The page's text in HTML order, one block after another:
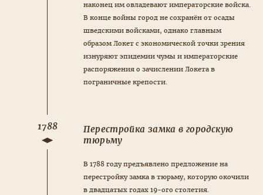
наконец им овладевают императорские войска.
В конце войны город не сохранён от осады
шведскими войсками, однако главным
образом Локет с экономической точки зрения
изнуряют эпидемии чумы и императорские
распоряжения о зачислении Локета в
пограничные крепости.
1788
Перестройка замка в городскую
тюрьму
В 1788 году предъявлено предложение на
перестройку замка в тюрьму, которую окочили
в двадцатых годах 19-ого столетия.